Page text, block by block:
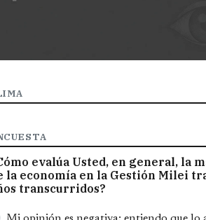
evalúa Usted, en general, la
la economía en la Gestión Milei
transcurridos?